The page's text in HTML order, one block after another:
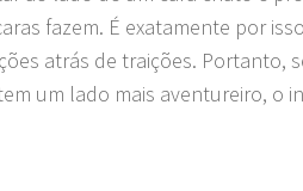
fazem. É exatamente por
atrás de traições. Portanto,
um lado mais aventureiro, o